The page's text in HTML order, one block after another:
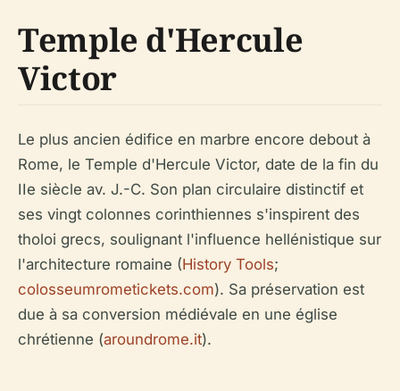
Temple d'Hercule
Victor
Le plus ancien édifice en marbre encore debout à
Rome, le Temple d'Hercule Victor, date de la fin du
IIe siècle av. J.-C. Son plan circulaire distinctif et
ses vingt colonnes corinthiennes s'inspirent des
tholoi grecs, soulignant l'influence hellénistique sur
l'architecture romaine (History Tools;
colosseumrometickets.com). Sa préservation est
due à sa conversion médiévale en une église
chrétienne (aroundrome.it).